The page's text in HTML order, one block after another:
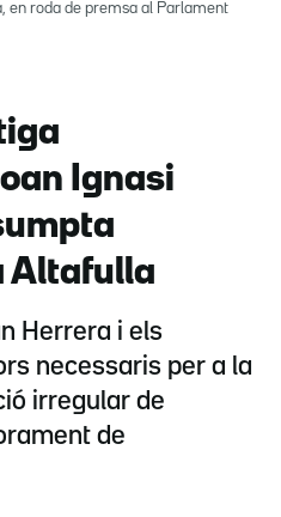
en roda de premsa al Parlament
Ignasi
Altafulla
Herrera i els
necessaris per a la
irregular de
de